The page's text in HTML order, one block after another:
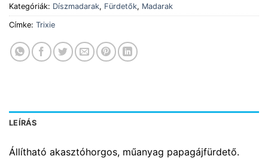
Kategóriák: Díszmadarak, Fürdetők, Madarak
Címke: Trixie
LEÍRÁS
Állítható akasztóhorgos, műanyag papagájfürdető.